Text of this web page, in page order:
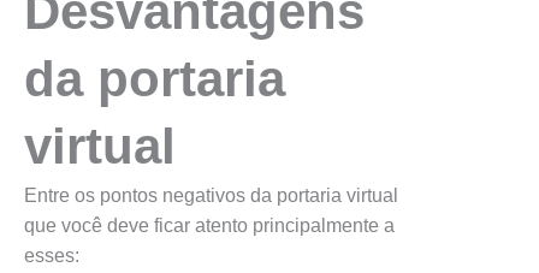
da portaria
virtual
Entre os pontos negativos da portaria virtual
que você deve ficar atento principalmente a
esses: